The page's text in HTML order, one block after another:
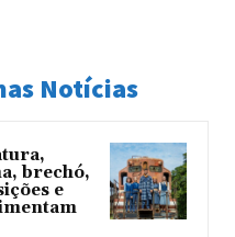
Notícias
brechó,
e